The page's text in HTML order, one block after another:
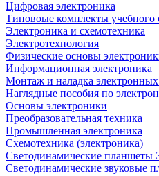
Цифровая электроника
Типовоые комплекты учебного
Электроника и схемотехника
Электротехнология
Физические основы
Информационная электроника
Монтаж и наладка электронных
Наглядные пособия по
Основы электроники
Преобразовательная техника
Промышленная электроника
Схемотехника (электроника)
Светодинамические планшеты
Светодинамические звуковые